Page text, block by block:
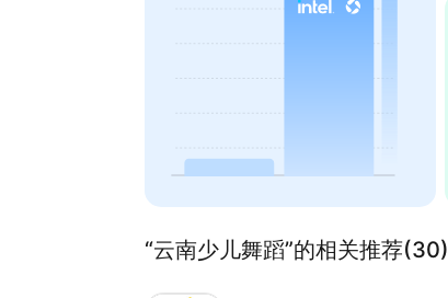
“云南少儿舞蹈”的相关推荐(30)